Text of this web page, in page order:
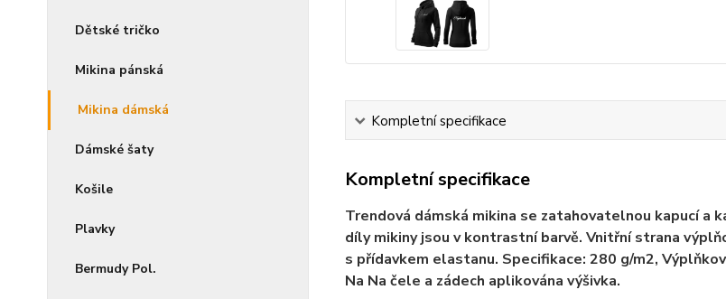
Dětské tričko
Mikina pánská
Mikina dámská
Dámské šaty
Košile
Plavky
Bermudy Pol.
Kompletní specifikace
Kompletní specifikace
Trendová dámská mikina se zatahovatelnou kapucí a
díly mikiny jsou v kontrastní barvě. Vnitřní strana
s přídavkem elastanu. Specifikace: 280 g/m2,
Na Na čele a zádech aplikována výšivka.